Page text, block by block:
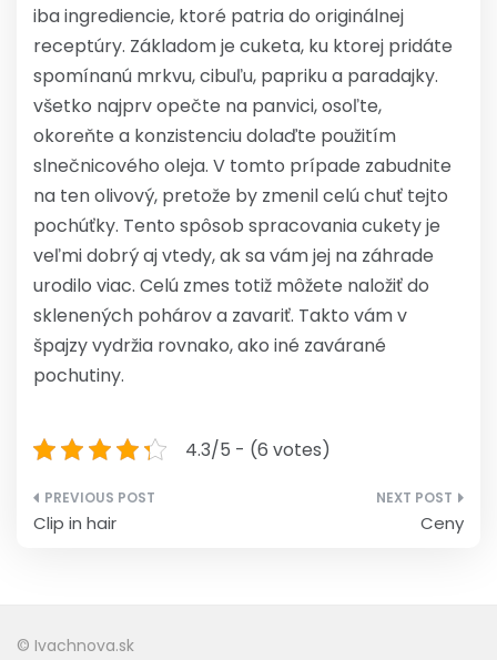
iba ingrediencie, ktoré patria do originálnej
receptúry. Základom je cuketa, ku ktorej pridáte
spomínanú mrkvu, cibuľu, papriku a paradajky.
všetko najprv opečte na panvici, osoľte,
okoreňte a konzistenciu dolaďte použitím
slnečnicového oleja. V tomto prípade zabudnite
na ten olivový, pretože by zmenil celú chuť tejto
pochúťky. Tento spôsob spracovania cukety je
veľmi dobrý aj vtedy, ak sa vám jej na záhrade
urodilo viac. Celú zmes totiž môžete naložiť do
sklenených pohárov a zavariť. Takto vám v
špajzy vydržia rovnako, ako iné zavárané
pochutiny.
4.3/5 - (6 votes)
Navigácia
Clip in hair Ceny
© Ivachnova.sk